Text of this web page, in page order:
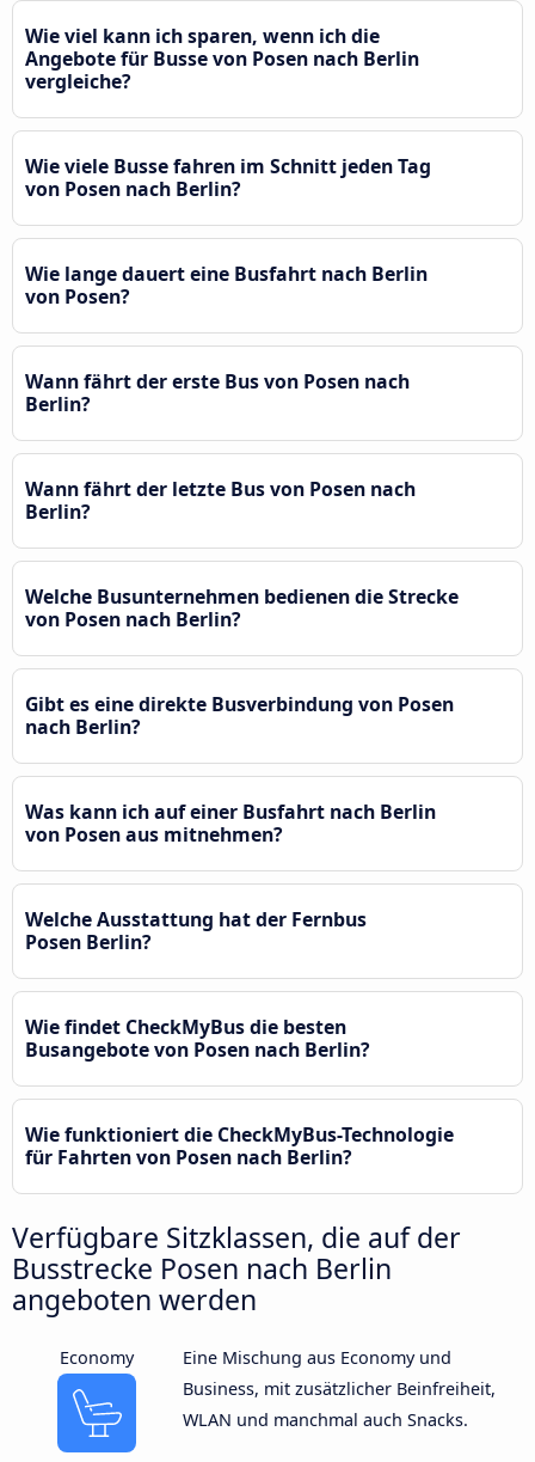
Wie viel kann ich sparen, wenn ich die
Angebote für Busse von Posen nach Berlin
vergleiche?
Wie viele Busse fahren im Schnitt jeden Tag
von Posen nach Berlin?
Wie lange dauert eine Busfahrt nach Berlin
von Posen?
Wann fährt der erste Bus von Posen nach
Berlin?
Wann fährt der letzte Bus von Posen nach
Berlin?
Welche Busunternehmen bedienen die Strecke
von Posen nach Berlin?
Gibt es eine direkte Busverbindung von Posen
nach Berlin?
Was kann ich auf einer Busfahrt nach Berlin
von Posen aus mitnehmen?
Welche Ausstattung hat der Fernbus
Posen Berlin?
Wie findet CheckMyBus die besten
Busangebote von Posen nach Berlin?
Wie funktioniert die CheckMyBus-Technologie
für Fahrten von Posen nach Berlin?
Verfügbare Sitzklassen, die auf der
Busstrecke Posen nach Berlin
angeboten werden
Economy
Eine Mischung aus Economy und
Business, mit zusätzlicher Beinfreiheit,
WLAN und manchmal auch Snacks.